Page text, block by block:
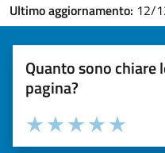
Ultimo aggiornamento: 12/
Quanto sono
pagina?
Valuta la chiarezza delle
Seleziona il numero di
Valuta 5
Valuta 4
Valuta 3 stelle su
Valuta 2 stelle su 5
Valuta 1 stelle su 5